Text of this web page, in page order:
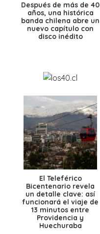
Después de más de 40
años, una histórica
banda chilena abre un
nuevo capítulo con
disco inédito
El Teleférico
Bicentenario revela
un detalle clave: así
funcionará el viaje de
13 minutos entre
Providencia y
Huechuraba